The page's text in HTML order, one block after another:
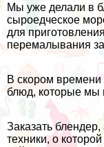
Мы уже делали в
сыроедческое
для
перемалывания
В скором времени
блюд, которые мы
Заказать
техники, о